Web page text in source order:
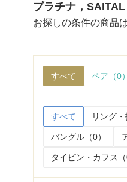
プラチナ，SAITAL
お探しの条件の商品
すべて ペア（0）
すべて リング・
バングル（0）
タイピン・カフス（